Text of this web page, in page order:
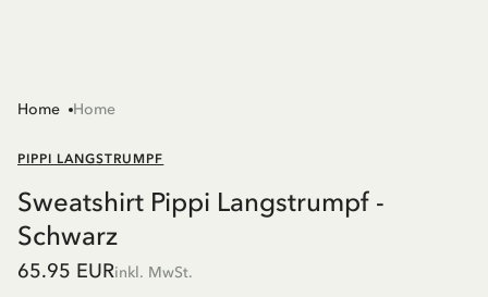
Home Home
PIPPI LANGSTRUMPF
Sweatshirt Pippi Langstrumpf -
Schwarz
65.95 EURinkl. MwSt.